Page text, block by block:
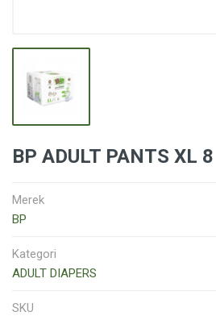
BP ADULT PANTS XL 8
Merek
BP
Kategori
ADULT DIAPERS
SKU